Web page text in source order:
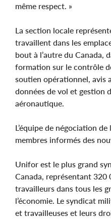
même respect. »
La section locale
travaillent dans les
bout à l’autre du Canada,
formation sur le contrôle
soutien opérationnel, avis
données de vol et gestion
aéronautique.
L’équipe de négociation de
membres informés des
Unifor est le plus grand
Canada, représentant 320
travailleurs dans tous les
l’économie. Le syndicat
et travailleuses et leurs